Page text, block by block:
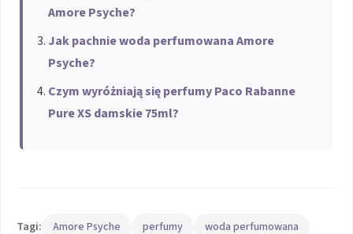
Amore Psyche?
Jak pachnie woda perfumowana Amore
Psyche?
Czym wyróżniają się perfumy Paco Rabanne
Pure XS damskie 75ml?
Tagi: Amore Psyche perfumy woda perfumowana